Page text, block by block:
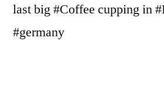
last big #Coffee cupping in
#germany